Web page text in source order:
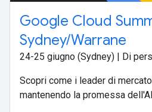
Google Cloud
Sydney/Warrane
24-25 giugno (Sydney) | Di
Scopri come i leader di
mantenendo la promessa